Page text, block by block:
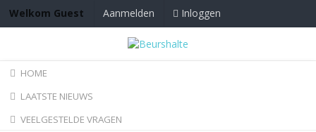
Welkom Guest Aanmelden Inloggen
HOME
LAATSTE NIEUWS
VEELGESTELDE VRAGEN